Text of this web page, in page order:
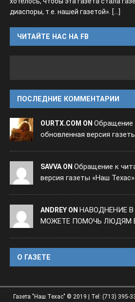
диаспоры, т.е. нашей газетой». [...]
ЧИТАЙТЕ НАС НА FB
ПОСЛЕДНИЕ КОММЕНТАРИИ
OURTX.COM ON Обращение
обновленная версия
SAVVA ON Обращение к
версия газеты «Наш Техас»
ANDREY ON НАВОДНЕНИЕ
МОЖЕТЕ ПОМОЧЬ ЛЮДЯМ
O ГАЗЕТЕ
Газета "Наш Техас" © 2019 | Tel: (713) 395-